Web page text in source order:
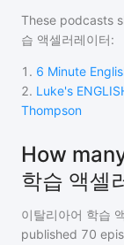
These podcasts
습 액셀러레이터:
1 . 6 Minute
2. Luke's
Thompson
How
학습 액셀
이탈리아어 학습
published 70